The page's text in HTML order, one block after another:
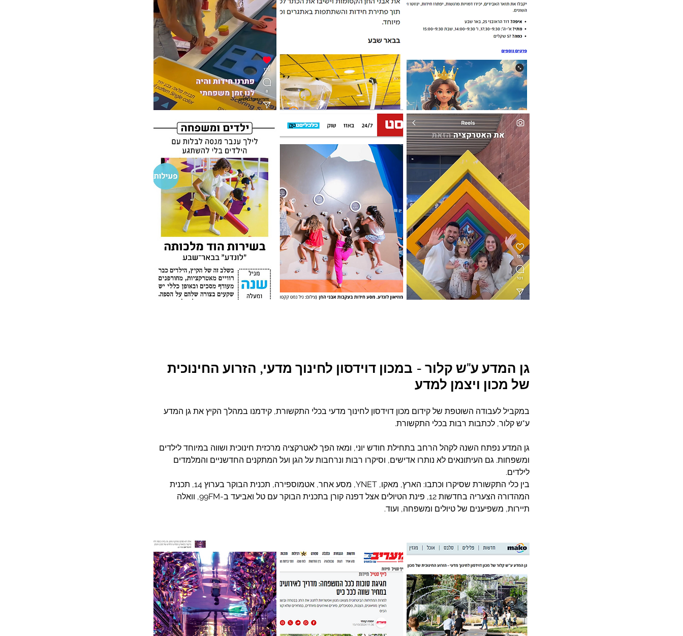
גן המדע ע"ש קלור - במכון דוידסון לחינוך מדעי, הזרוע החינוכית
של מכון ויצמן למדע
במקביל לעבודה השוטפת של קידום מכון דוידסון לחינוך מדעי בכלי התקשורת, קידמנו במהלך הקיץ את גן המדע
ע"ש קלור, לכתבות רבות בכלי התקשורת.
גן המדע נפתח השנה לקהל הרחב בתחילת חודש יוני, ומאז הפך לאטרקציה מרכזית חינוכית ושווה במיוחד לילדים
ומשפחות. גם העיתונאים לא נותרו אדישים, וסיקרו רבות ונרחבות על הגן ועל המתקנים החדשניים והמלמדים
לילדים.
בין כלי התקשורת שסיקרו וכתבו: הארץ, מאקו, YNET, מסע אחר, אטמוספירה, תכנית הבוקר בערוץ 14, תכנית
המהדורה הצעריה בחדשות 12, פינת הטיולים אצל דפנה קורן בתכנית הבוקר עם טל ואביעד ב-99FM, וואלה
תיירות, משפיענים של טיולים ומשפחה, ועוד.